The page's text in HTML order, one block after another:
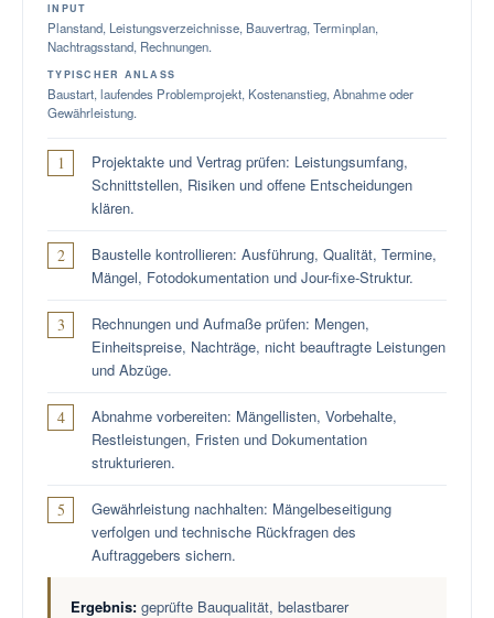
INPUT
Planstand, Leistungsverzeichnisse, Bauvertrag, Terminplan,
Nachtragsstand, Rechnungen.
TYPISCHER ANLASS
Baustart, laufendes Problemprojekt, Kostenanstieg, Abnahme oder
Gewährleistung.
Projektakte und Vertrag prüfen: Leistungsumfang,
Schnittstellen, Risiken und offene Entscheidungen
klären.
Baustelle kontrollieren: Ausführung, Qualität, Termine,
Mängel, Fotodokumentation und Jour-fixe-Struktur.
Rechnungen und Aufmaße prüfen: Mengen,
Einheitspreise, Nachträge, nicht beauftragte Leistungen
und Abzüge.
Abnahme vorbereiten: Mängellisten, Vorbehalte,
Restleistungen, Fristen und Dokumentation
strukturieren.
Gewährleistung nachhalten: Mängelbeseitigung
verfolgen und technische Rückfragen des
Auftraggebers sichern.
Ergebnis: geprüfte Bauqualität, belastbarer